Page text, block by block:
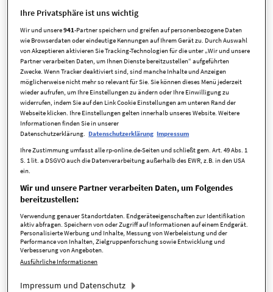
Eckdaten
Kaufpreis 369.000,00 EUR
Zimmer
verfügbar ab sofort
Anbieter-ID 167318
Kosten
Ihre Privatsphäre ist uns wichtig
Wir und unsere941-Partner speichern und greifen auf personenbezogene Daten
wie Browserdaten oder eindeutige Kennungen auf Ihrem Gerät zu. Durch Auswahl
von Akzeptieren aktivieren Sie Tracking-Technologien für die unter „Wir und unsere
Partner verarbeiten Daten, um Ihnen Dienste bereitzustellen“ aufgeführten
Zwecke. Wenn Tracker deaktiviert sind, sind manche Inhalte und Anzeigen
möglicherweise nicht mehr so relevant für Sie. Sie können dieses Menü jederzeit
wieder aufrufen, um Ihre Einstellungen zu ändern oder Ihre Einwilligung zu
widerrufen, indem Sie auf den Link Cookie Einstellungen am unteren Rand der
Webseite klicken. Ihre Einstellungen gelten innerhalb unseres Website. Weitere
Informationen finden Sie in unserer
Datenschutzerklärung. Datenschutzerklärung Impressum
Ihre Zustimmung umfasst alle rp-online.de-Seiten und schließt gem. Art. 49 Abs. 1
S. 1 lit. a DSGVO auch die Datenverarbeitung außerhalb des EWR, z.B. in den USA
ein.
Wir und unsere Partner verarbeiten Daten, um Folgendes
bereitzustellen:
Verwendung genauer Standortdaten. Endgeräteeigenschaften zur Identifikation
aktiv abfragen. Speichern von oder Zugriff auf Informationen auf einem Endgerät.
Personalisierte Werbung und Inhalte, Messung von Werbeleistung und der
Performance von Inhalten, Zielgruppenforschung sowie Entwicklung und
Verbesserung von Angeboten.
Ausführliche Informationen
Impressum und Datenschutz